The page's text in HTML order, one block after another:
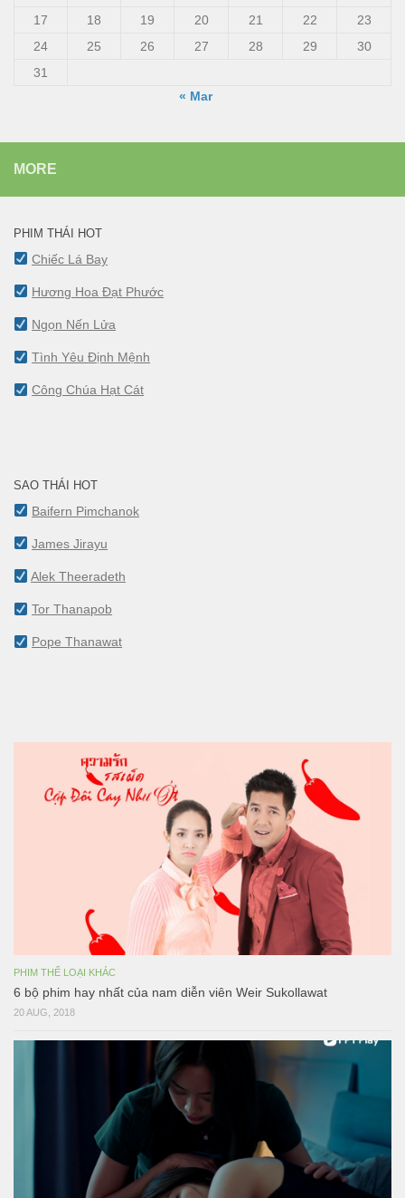
17
18 19 20 21 22
23
24
25 26 27 28 29
30
31
« Mar
MORE
PHIM THÁI HOT
Chiếc Lá Bay
Hương Hoa Đạt Phước
Ngọn Nến Lửa
Tình Yêu Định Mệnh
Công Chúa Hạt Cát
SAO THÁI HOT
Baifern Pimchanok
James Jirayu
Alek Theeradeth
Tor Thanapob
Pope Thanawat
PHIM THỂ LOẠI KHÁC
6 bộ phim hay nhất của nam diễn viên Weir Sukollawat
20 AUG, 2018